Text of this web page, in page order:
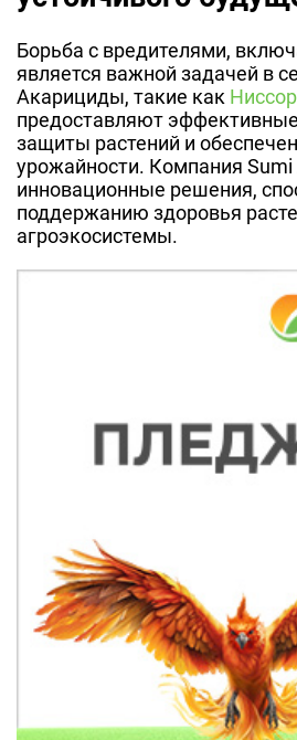
Борьба с вредителями,
является важной задачей в
Акарициды, такие как
предоставляют
защиты растений и
урожайности. Компания Sumi
инновационные решения,
поддержанию здоровья
агроэкосистемы.